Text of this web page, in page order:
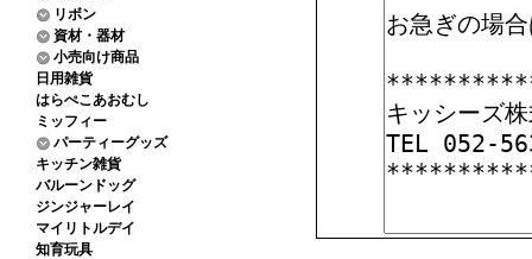
リボン
資材・器材
小売向け商品
日用雑貨
はらぺこあおむし
ミッフィー
パーティーグッズ
キッチン雑貨
バルーンドッグ
ジンジャーレイ
マイリトルデイ
知育玩具